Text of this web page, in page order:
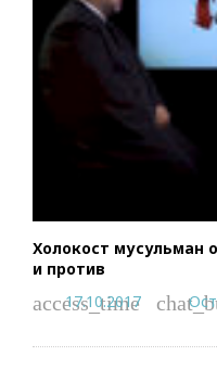
Холокост мусульман
и против
access_time
17.10.2017